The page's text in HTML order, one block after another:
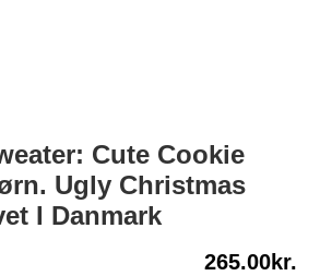
Cute Cookie
Ugly Christmas
I Danmark
265.00kr.